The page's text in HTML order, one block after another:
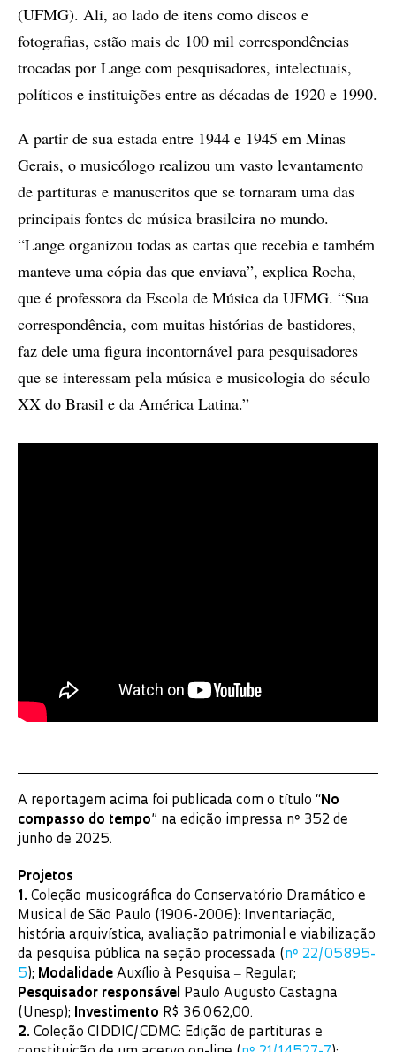
(UFMG). Ali, ao lado de itens como discos e
fotografias, estão mais de 100 mil correspondências
trocadas por Lange com pesquisadores, intelectuais,
políticos e instituições entre as décadas de 1920 e 1990.
A partir de sua estada entre 1944 e 1945 em Minas
Gerais, o musicólogo realizou um vasto levantamento
de partituras e manuscritos que se tornaram uma das
principais fontes de música brasileira no mundo.
“Lange organizou todas as cartas que recebia e também
manteve uma cópia das que enviava”, explica Rocha,
que é professora da Escola de Música da UFMG. “Sua
correspondência, com muitas histórias de bastidores,
faz dele uma figura incontornável para pesquisadores
que se interessam pela música e musicologia do século
XX do Brasil e da América Latina.”
A reportagem acima foi publicada com o título “No
compasso do tempo” na edição impressa nº 352 de
junho de 2025.
Projetos
1. Coleção musicográfica do Conservatório Dramático e
Musical de São Paulo (1906-2006): Inventariação,
história arquivística, avaliação patrimonial e viabilização
da pesquisa pública na seção processada ( nº 22/05895-
5); Modalidade Auxílio à Pesquisa ‒ Regular;
Pesquisador responsável Paulo Augusto Castagna
(Unesp); Investimento R$ 36.062,00.
2. Coleção CIDDIC/CDMC: Edição de partituras e